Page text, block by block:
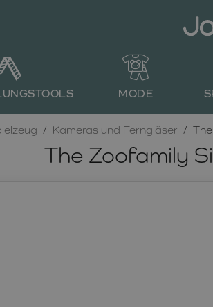
MODE
The Zoofamily
Kameras und Ferngläser